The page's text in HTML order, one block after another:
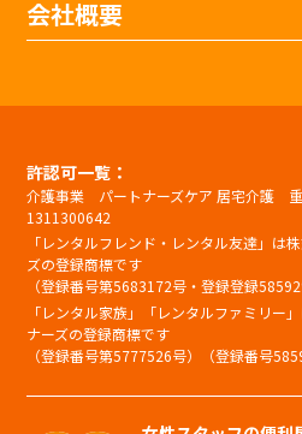
会社概要
許認可一覧：
介護事業 パートナーズケア 居宅介護
1311300642
「レンタルフレンド・レンタル友達」は
ズの登録商標です
（登録番号第5683172号・登録登録
「レンタル家族」「レンタルファミリー
ナーズの登録商標です
（登録番号第5777526号）（登録番号